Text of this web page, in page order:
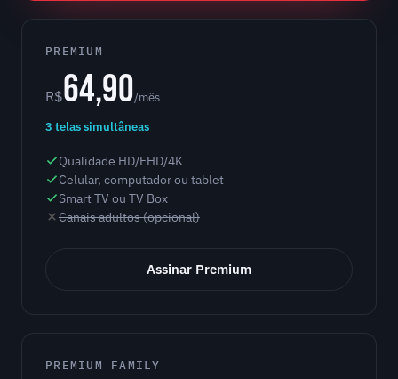
PREMIUM
R$64,90/mês
3 telas simultâneas
Qualidade HD/FHD/4K
Celular, computador ou tablet
Smart TV ou TV Box
Canais adultos (opcional)
Assinar Premium
PREMIUM FAMILY